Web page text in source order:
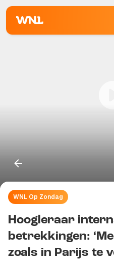
WNL Op Zondag
Hoogleraar
betrekkingen:
zoals in Parijs te